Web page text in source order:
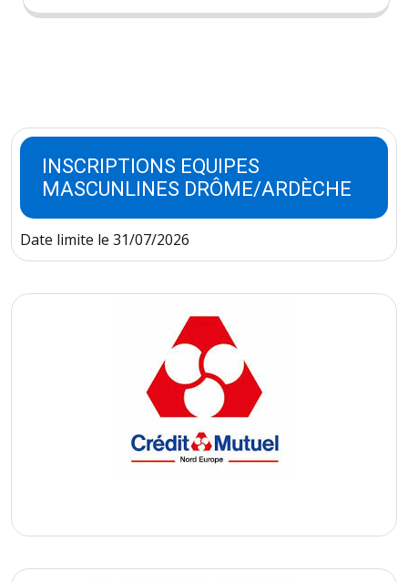
INSCRIPTIONS EQUIPES
MASCUNLINES DRÔME/ARDÈCHE
Date limite le 31/07/2026